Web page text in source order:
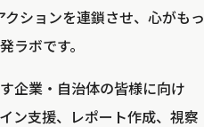
ションを連鎖させ、心がもっ
ラボです。
企業・自治体の皆様に向け
ン支援、レポート作成、視察